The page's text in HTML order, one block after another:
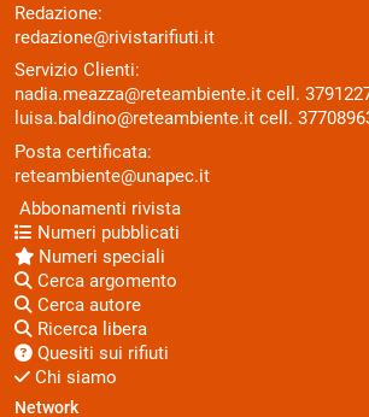
Redazione:
redazione@rivistarifiuti.it
Servizio Clienti:
nadia.meazza@reteambiente.it cell.
luisa.baldino@reteambiente.it cell.
Posta certificata:
reteambiente@unapec.it
Abbonamenti rivista
Numeri pubblicati
Numeri speciali
Cerca argomento
Cerca autore
Ricerca libera
Quesiti sui rifiuti
Chi siamo
Network